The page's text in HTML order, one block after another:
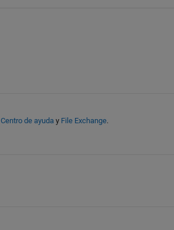
Centro de ayuday File Exchange.